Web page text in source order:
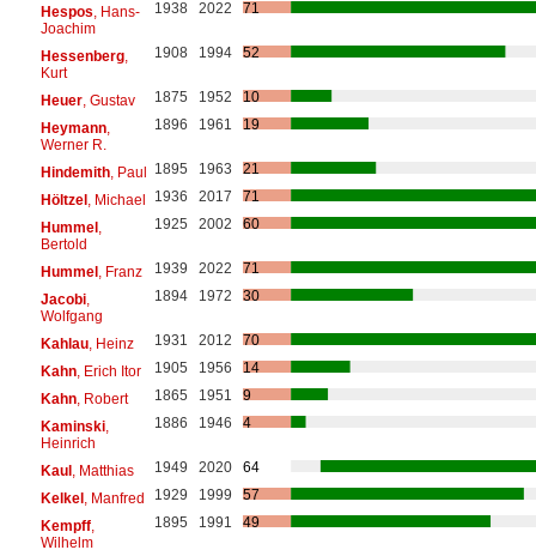
Hespos , Hans-
Joachim
1938 2022 71
Hessenberg,
Kurt
1908 1994 52
Heuer, Gustav 1875 1952
10
Heymann,
Werner R.
1896 1961 19
Hindemith, Paul 1895 1963
21
Höltzel, Michael 1936 2017
71
Hummel,
Bertold
1925 2002 60
Hummel, Franz 1939 2022
71
Jacobi,
Wolfgang
1894 1972 30
Kahlau, Heinz 1931 2012
70
Kahn, Erich Itor 1905 1956
14
Kahn, Robert 1865 1951
9
Kaminski,
Heinrich
1886 1946 4
Kaul, Matthias 1949 2020
64
Kelkel, Manfred 1929 1999
57
Kempff,
Wilhelm
1895 1991 49